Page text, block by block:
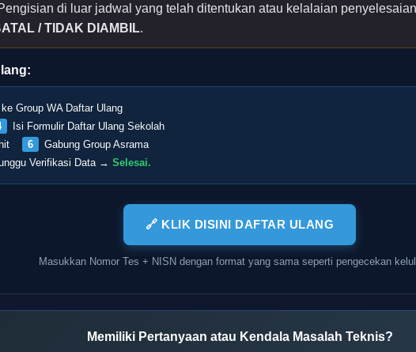
di luar jadwal yang telah ditentukan atau kelalaian
/ TIDAK DIAMBIL.
ke Group WA Daftar Ulang
Isi Formulir Daftar Ulang Sekolah
6
Gabung Group Asrama
Verifikasi Data → Selesai.
🔗 KLIK DISINI DAFTAR ULANG
Masukkan Nomor Tes + NISN dengan format yang sama seperti pengecekan
Memiliki Pertanyaan atau Kendala Masalah Teknis?